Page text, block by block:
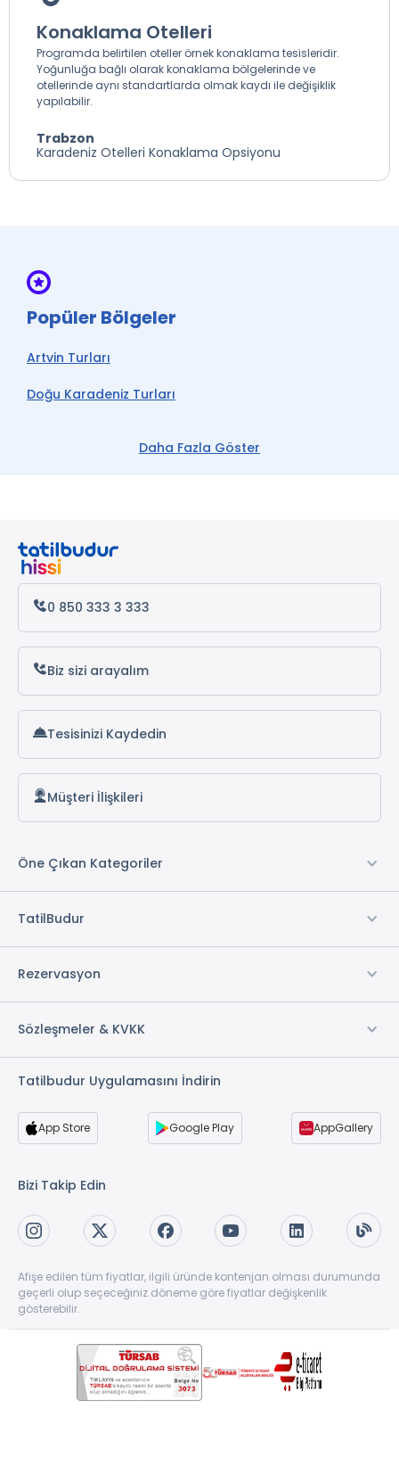
Konaklama Otelleri
Programda belirtilen oteller örnek konaklama tesisleridir.
Yoğunluğa bağlı olarak konaklama bölgelerinde ve
otellerinde aynı standartlarda olmak kaydı ile değişiklik
yapılabilir.
Trabzon
Karadeniz Otelleri Konaklama Opsiyonu
Daha Fazla Göster
Popüler Bölgeler
Artvin Turları
Doğu Karadeniz Turları
Batum Turları
0 850 333 3 333
Biz sizi arayalım
Tesisinizi Kaydedin
Müşteri İlişkileri
Öne Çıkan Kategoriler
TatilBudur
Rezervasyon
Sözleşmeler & KVKK
Tatilbudur Uygulamasını İndirin
App Store Google Play AppGallery
Bizi Takip Edin
Afişe edilen tüm fiyatlar, ilgili üründe kontenjan olması durumunda
geçerli olup seçeceğiniz döneme göre fiyatlar değişkenlik
gösterebilir.